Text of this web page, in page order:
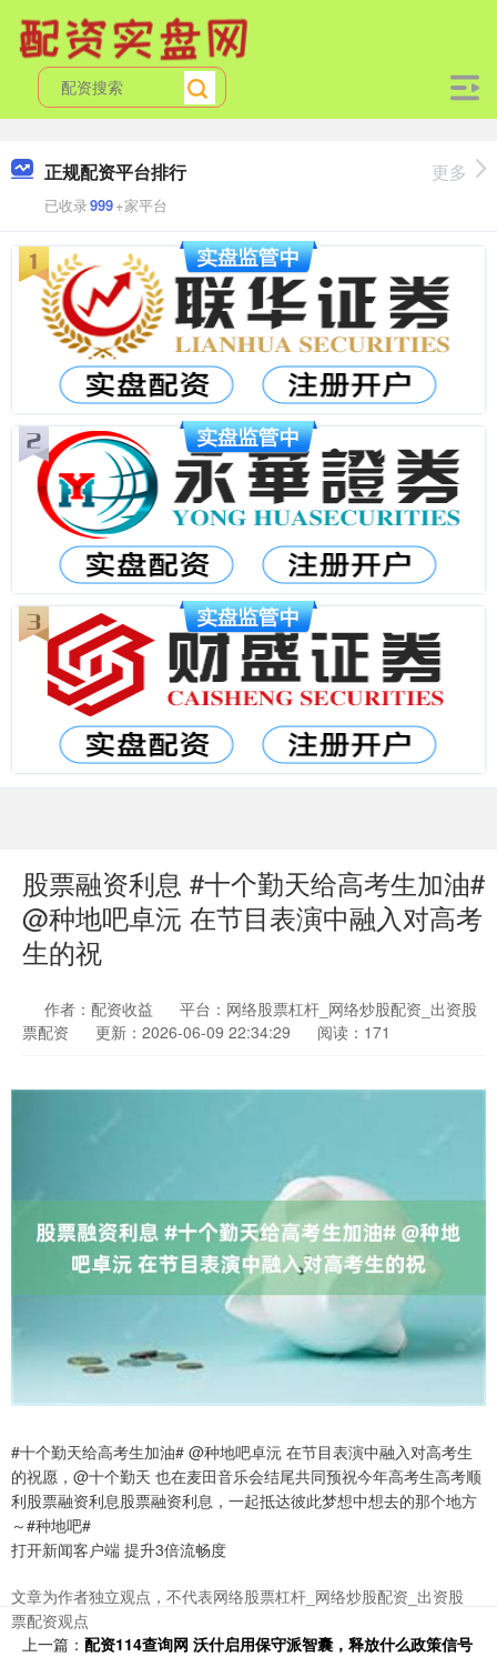
正规配资平台排行
已收录999+家平台
更多
股票融资利息 #十个勤天给高考生加油#
@种地吧卓沅 在节目表演中融入对高考
生的祝
作者：配资收益
平台：网络股票杠杆_网络炒股配资_出资股
票配资
更新：2026-06-09 22:34:29 阅读：171
#十个勤天给高考生加油# @种地吧卓沅 在节目表演中融入对高考生
的祝愿，@十个勤天 也在麦田音乐会结尾共同预祝今年高考生高考顺
利股票融资利息股票融资利息，一起抵达彼此梦想中想去的那个地方
～#种地吧#
打开新闻客户端 提升3倍流畅度
文章为作者独立观点，不代表网络股票杠杆_网络炒股配资_出资股
票配资观点
上一篇： 配资114查询网 沃什启用保守派智囊，释放什么政策信号